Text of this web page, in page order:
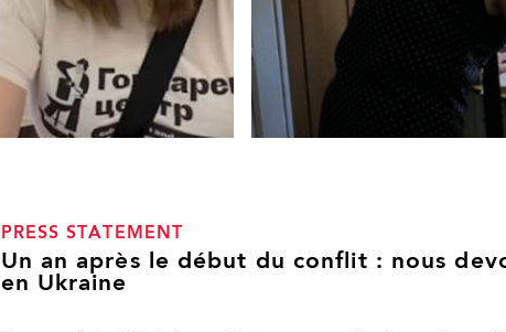
PRESS STATEMENT
Un an après le début du conflit : nous
en Ukraine